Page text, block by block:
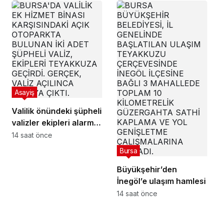
Valilik önündeki şüpheli
valizler ekipleri alarma
geçirdi.. Gerçek
Asayiş
14 saat önce
Büyükşehir’den
İnegöl’e ulaşım hamlesi
Bursa
14 saat önce